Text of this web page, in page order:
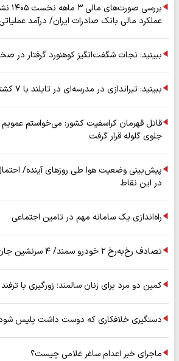
عملکرد مالی بانک صادرات ایران/ درآمد عملیاتی ۸۰ درصد رشد کرد
ببینید: نجات شگفت‌انگیز کوهنورد گرفتار در
ببینید: تیراندازی در مدرسه‌ای در تایلند با ۷ کشته
قاتل قهرمان کراسفیت کشور: می‌خواستم عمویم
جلوی گلوله قرار گرفت
پیش‌بینی وضعیت هوا طی روزهای آینده/
در این نقاط
راه‌اندازی یک سامانه مهم در تامین اجتماعی
تصادف رخ‌به‌رخ ۲ خودرو سمند/ ۴ سرنشین جان باختند
کمین دو مرد برای زنان سالمند؛ زورگیری با
دستگیری خلافکاری که دوست داشت پلیس
ماجرای خبر اعدام ساغر غلامی چیست؟